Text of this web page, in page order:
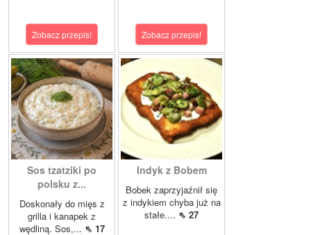
Zobacz przepis! Zobacz przepis!
Sos tzatziki po
polsku z...
Doskonały do mięs z
grilla i kanapek z
wędliną. Sos,... ⇖ 17
Indyk z Bobem
Bobek zaprzyjaźnił się
z indykiem chyba już na
stałe.... ⇖ 27